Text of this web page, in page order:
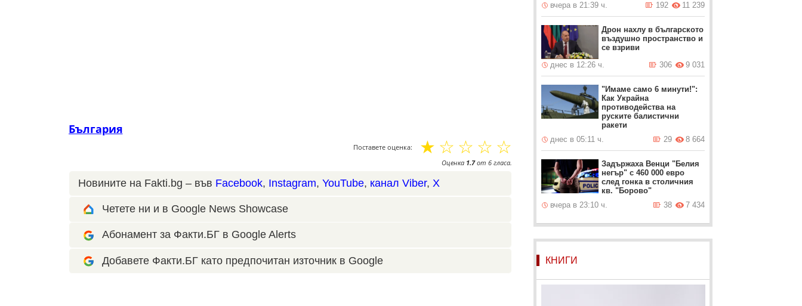
България
Поставете оценка: ☆
☆
☆
☆
☆
Оценка 1.7от 6гласа.
Новините на Fakti.bg – във Facebook, Instagram, YouTube, канал Viber, X
Четете ни и в Google News Showcase
Абонамент за Факти.БГ в Google Alerts
Добавете Факти.БГ като предпочитан източник в Google
вчера в 21:39 ч.
11 239
192
Дрон нахлу в българското
въздушно пространство и
се взриви
днес в 12:26 ч.
9 031
306
"Имаме само 6 минути!":
Как Украйна
противодейства на
руските балистични
ракети
днес в 05:11 ч.
8 664
29
Задържаха Венци "Белия
негър" с 460 000 евро
след гонка в столичния
кв. "Борово"
вчера в 23:10 ч.
7 434
38
КНИГИ